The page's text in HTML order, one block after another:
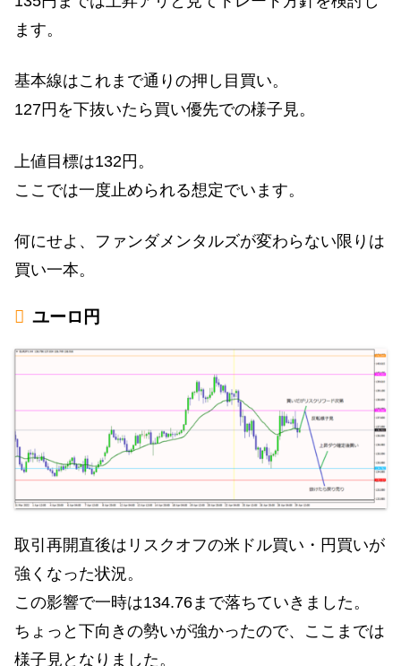
ます。
基本線はこれまで通りの押し目買い。
127円を下抜いたら買い優先での様子見。
上値目標は132円。
ここでは一度止められる想定でいます。
何にせよ、ファンダメンタルズが変わらない限りは
買い一本。
ユーロ円
取引再開直後はリスクオフの米ドル買い・円買いが
強くなった状況。
この影響で一時は134.76まで落ちていきました。
ちょっと下向きの勢いが強かったので、ここまでは
様子見となりました。